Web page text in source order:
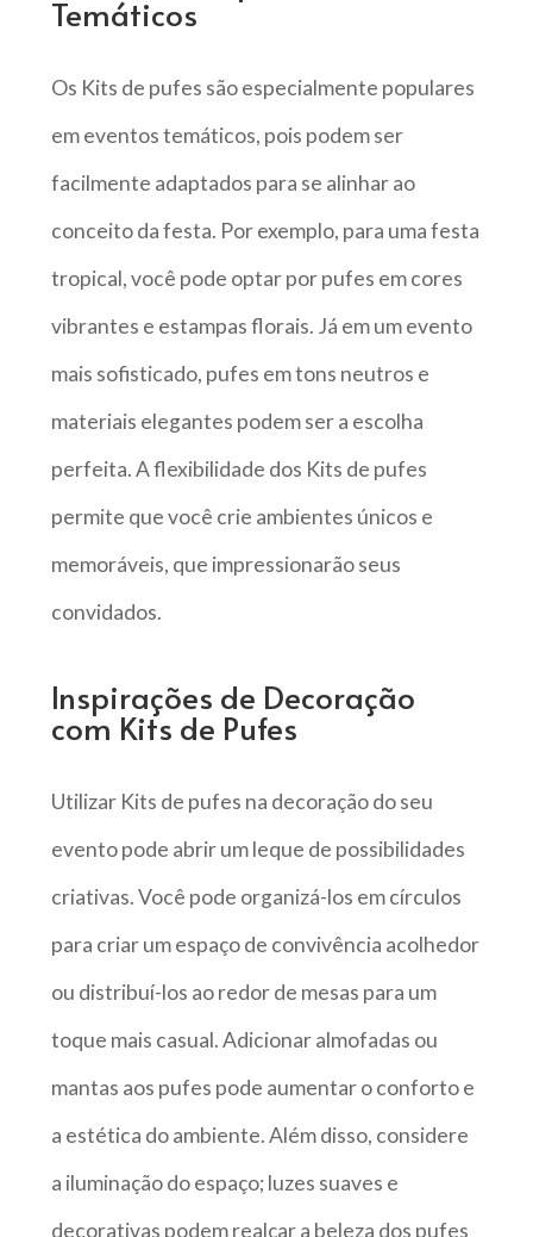
Temáticos
Os Kits de pufes são especialmente populares
em eventos temáticos, pois podem ser
facilmente adaptados para se alinhar ao
conceito da festa. Por exemplo, para uma festa
tropical, você pode optar por pufes em cores
vibrantes e estampas florais. Já em um evento
mais sofisticado, pufes em tons neutros e
materiais elegantes podem ser a escolha
perfeita. A flexibilidade dos Kits de pufes
permite que você crie ambientes únicos e
memoráveis, que impressionarão seus
convidados.
Inspirações de Decoração
com Kits de Pufes
Utilizar Kits de pufes na decoração do seu
evento pode abrir um leque de possibilidades
criativas. Você pode organizá-los em círculos
para criar um espaço de convivência acolhedor
ou distribuí-los ao redor de mesas para um
toque mais casual. Adicionar almofadas ou
mantas aos pufes pode aumentar o conforto e
a estética do ambiente. Além disso, considere
a iluminação do espaço; luzes suaves e
decorativas podem realçar a beleza dos pufes